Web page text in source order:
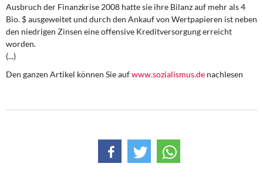
Steuer- und Finanzpolitik
Öffentliche Infrastruktur und Daseinsvorsorge
Ausbruch der Finanzkrise 2008 hatte sie ihre Bilanz auf mehr als 4
Bio. $ ausgeweitet und durch den Ankauf von Wertpapieren ist neben
den niedrigen Zinsen eine offensive Kreditversorgung erreicht
worden.
(...)
Den ganzen Artikel können Sie aufwww.sozialismus.de nachlesen